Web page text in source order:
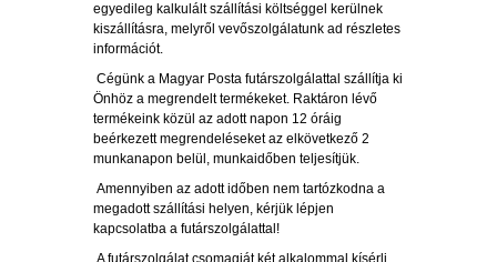
egyedileg kalkulált szállítási költséggel kerülnek
kiszállításra, melyről vevőszolgálatunk ad részletes
információt.
Cégünk a Magyar Posta futárszolgálattal szállítja ki
Önhöz a megrendelt termékeket. Raktáron lévő
termékeink közül az adott napon 12 óráig
beérkezett megrendeléseket az elkövetkező 2
munkanapon belül, munkaidőben teljesítjük.
Amennyiben az adott időben nem tartózkodna a
megadott szállítási helyen, kérjük lépjen
kapcsolatba a futárszolgálattal!
A futárszolgálat csomagját két alkalommal kísérli